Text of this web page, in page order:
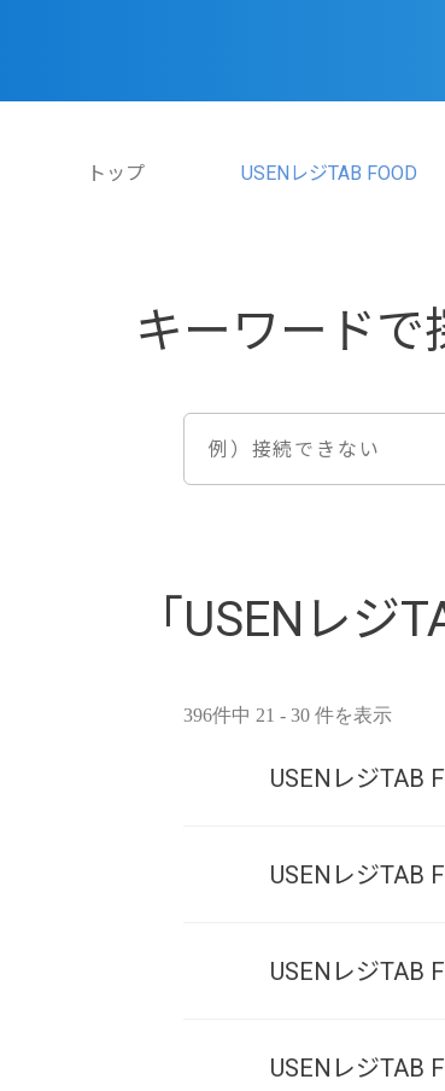
トップ USENレジTAB FOOD
「USENレジ
396件中 21 - 30 件を表示
USENレジTAB
USENレジTAB
USENレジTAB
USENレジTAB